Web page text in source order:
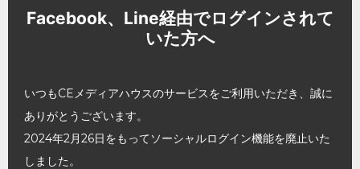
Facebook、Line経由でログインされて
いた方へ
いつもCEメディアハウスのサービスをご利用いただき、誠に
ありがとうございます。
2024年2月26日をもってソーシャルログイン機能を廃止いた
しました。